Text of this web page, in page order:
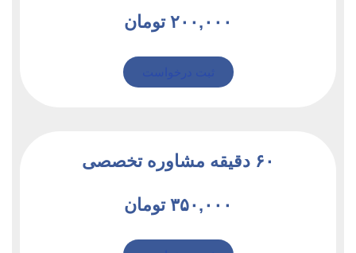
۲۰۰,۰۰۰ تومان
۶۰ دقیقه مشاوره تخصصی
۳۵۰,۰۰۰ تومان